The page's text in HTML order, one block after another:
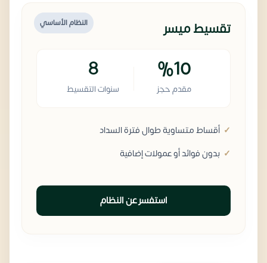
النظام الأساسي تقسيط ميسر
%10
مقدم حجز
8
سنوات التقسيط
أقساط متساوية طوال فترة السداد
بدون فوائد أو عمولات إضافية
استفسر عن النظام